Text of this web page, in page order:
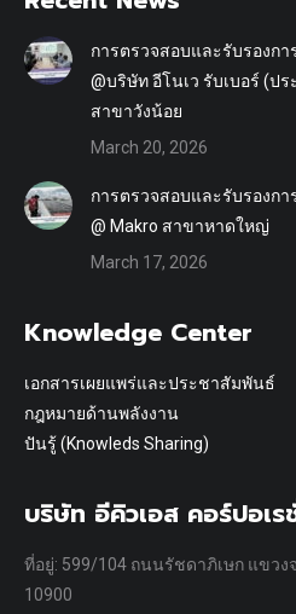
การตรวจสอบและรับรองก
@บริษัท อีโนเว รับเบอร์ (ป
สาขาวังน้อย
March 20, 2026
การตรวจสอบและรับรองก
@ Makro สาขาหาดใหญ่
March 17, 2026
Knowledge Center
เอกสารเผยแพร่และประชาสัมพันธ์
กฎหมายด้านพลังงาน
ปันรู้ (Knowleds Sharing)
บริษัท อีคิวเอส คอร์ปอเร
ที่อยู่: 599/104 ถนนรัชดาภิเษก แขวง
10900